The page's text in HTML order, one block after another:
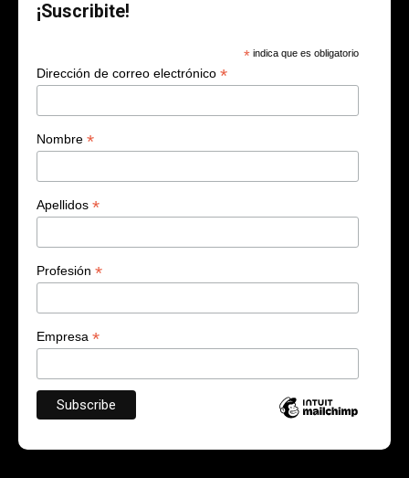
¡Suscribite!
* indica que es obligatorio
Dirección de correo electrónico *
Nombre *
Apellidos *
Profesión *
Empresa *